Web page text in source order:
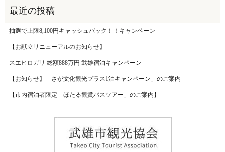
抽選で上限8,100円キャッシュバック！！キャンペーン
【お献立リニューアルのお知らせ】
スエヒロガリ 総額888万円 武雄宿泊キャンペーン
【お知らせ】「さが文化観光プラス1泊キャンペーン」のご案内
【市内宿泊者限定「ほたる観賞バスツアー」のご案内】